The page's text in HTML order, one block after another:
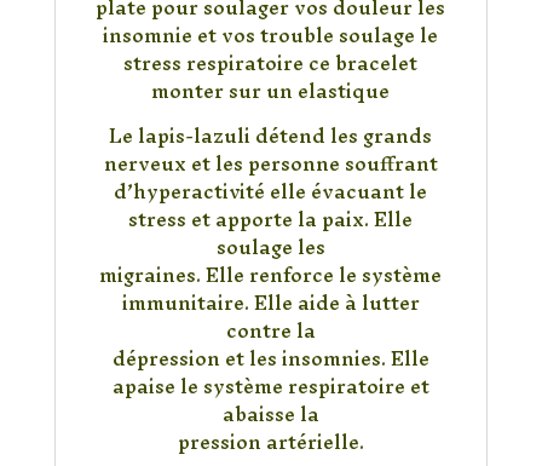
insomnie et vos trouble soulage le
stress respiratoire ce bracelet
monter sur un elastique
Le lapis-lazuli détend les grands
nerveux et les personne souffrant
d’hyperactivité elle évacuant le
stress et apporte la paix. Elle
soulage les
migraines. Elle renforce le système
immunitaire. Elle aide à lutter
contre la
dépression et les insomnies. Elle
apaise le système respiratoire et
abaisse la
pression artérielle.